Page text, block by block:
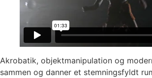
Akrobatik, objektmanipulation og
sammen og danner et stemningsfyldt